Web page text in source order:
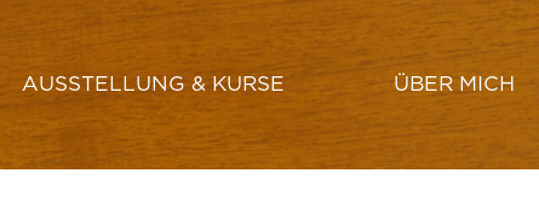
AUSSTELLUNG & KURSE ÜBER MICH